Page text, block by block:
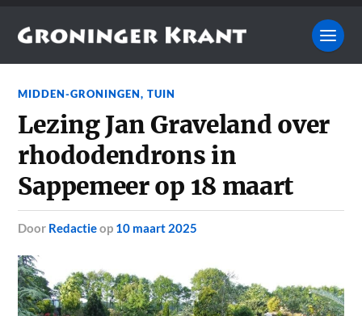
MIDDEN-GRONINGEN,TUIN
Lezing Jan Graveland over
rhododendrons in
Sappemeer op 18 maart
door Redactieop 10 maart 2025